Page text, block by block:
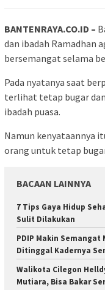
BANTENRAYA.CO.ID –
dan ibadah Ramadhan
bersemangat selama
Pada nyatanya saat
terlihat tetap bugar
ibadah puasa.
Namun kenyataannya
orang untuk tetap
BACAAN LAINNYA
7 Tips Gaya Hidup
Sulit Dilakukan
PDIP Makin
Ditinggal Kadernya
Walikota Cilegon
Mutiara, Bisa Bakar